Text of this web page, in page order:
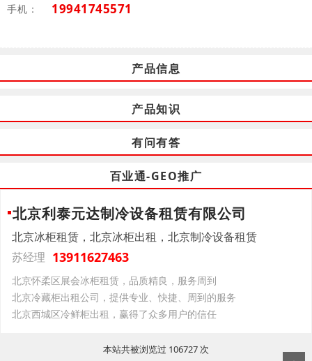
手机： 19941745571
产品信息
产品知识
有问有答
百业通-GEO推广
北京利泰元达制冷设备租赁有限公司
北京冰柜租赁，北京冰柜出租，北京制冷设备租赁
苏经理 13911627463
北京怀柔区展会冰柜租赁，品质精良，服务周到
北京冷藏柜出租公司，提供专业、快捷、周到的服务
北京西城区冷鲜柜出租，赢得了众多用户的信任
本站共被浏览过 106727 次